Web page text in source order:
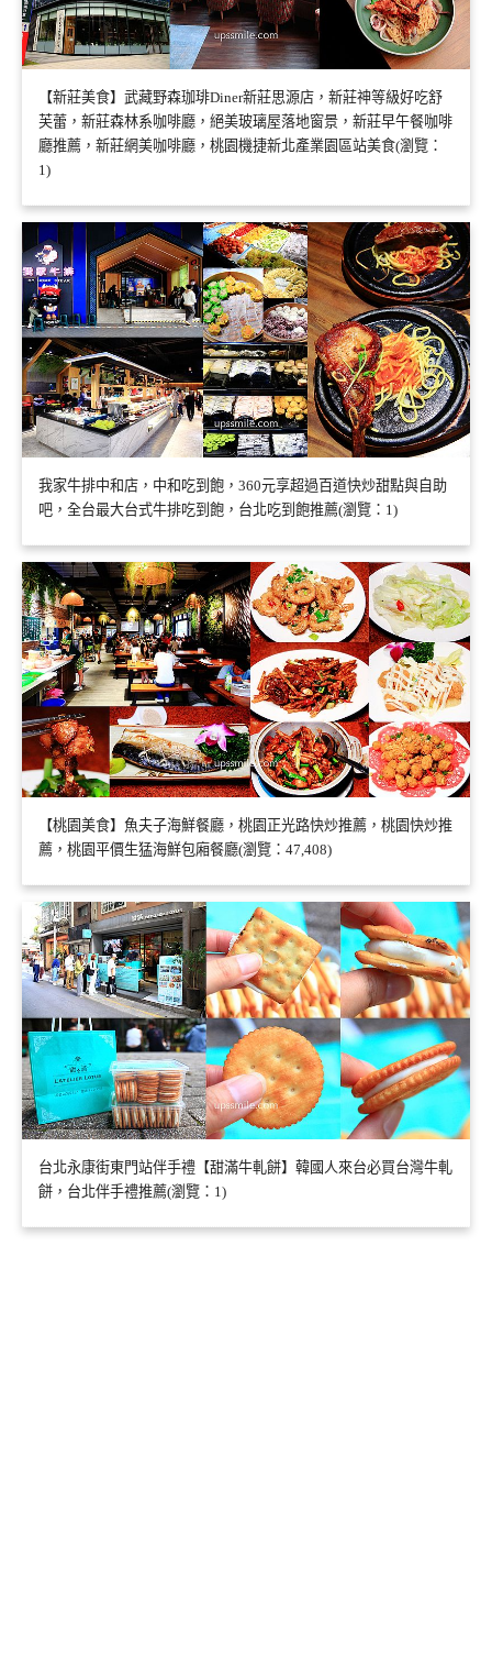
【新莊美食】武藏野森珈琲Diner新莊思源店，新莊神等級好吃舒
芙蕾，新莊森林系咖啡廳，絕美玻璃屋落地窗景，新莊早午餐咖啡
廳推薦，新莊網美咖啡廳，桃園機捷新北產業園區站美食(瀏覽：
1)
我家牛排中和店，中和吃到飽，360元享超過百道快炒甜點與自助
吧，全台最大台式牛排吃到飽，台北吃到飽推薦(瀏覽：1)
【桃園美食】魚夫子海鮮餐廳，桃園正光路快炒推薦，桃園快炒推
薦，桃園平價生猛海鮮包廂餐廳(瀏覽：47,408)
台北永康街東門站伴手禮【甜滿牛軋餅】韓國人來台必買台灣牛軋
餅，台北伴手禮推薦(瀏覽：1)